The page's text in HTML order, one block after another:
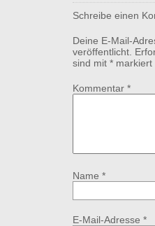
Schreibe einen
Deine E-Mail-
veröffentlicht.
sind mit * markiert
Kommentar *
Name *
E-Mail-Adresse *